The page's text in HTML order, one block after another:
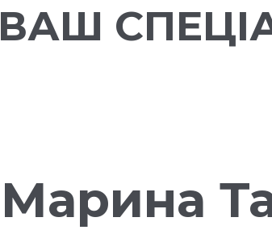
Марина